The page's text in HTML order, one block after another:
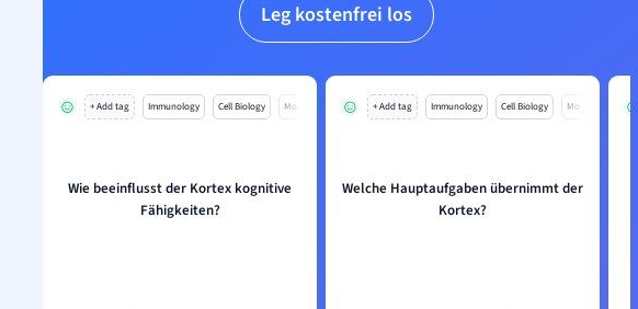
Leg kostenfrei los
+ Add tag Immunology Cell Biology Mo
Wie beeinflusst der Kortex kognitive
Fähigkeiten?
+ Add tag Immunology Cell Biology Mo
Welche Hauptaufgaben übernimmt der
Kortex?